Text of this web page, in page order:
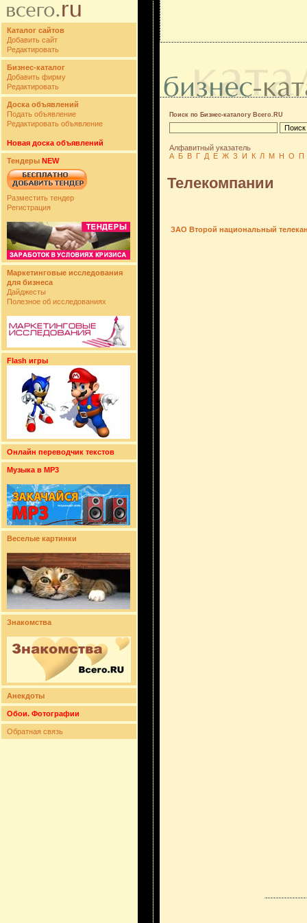
Каталог сайтов
Добавить сайт
Редактировать
Бизнес-каталог
Добавить фирму
Редактировать
Доска объявлений
Подать объявление
Редактировать объявление
Новая доска объявлений
Тендеры NEW
Разместить тендер
Регистрация
Маркетинговые исследования
для бизнеса
Дайджесты
Полезное об исследованиях
Flash игры
Онлайн переводчик текстов
Музыка в MP3
Веселые картинки
Знакомства
Анекдоты
Обои. Фотографии
Обратная связь
Поиск по Бизнес-каталогу Всего.RU
Алфавитный указатель
А Б В Г Д Е Ж З И К Л М Н О П
Телекомпании
ЗАО Второй национальный